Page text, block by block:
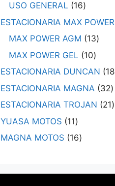
USO GENERAL
16
ESTACIONARIA MAX POWER
MAX POWER AGM
13
MAX POWER GEL
10
ESTACIONARIA DUNCAN
18
ESTACIONARIA MAGNA
32
ESTACIONARIA TROJAN
21
YUASA MOTOS
11
MAGNA MOTOS
16